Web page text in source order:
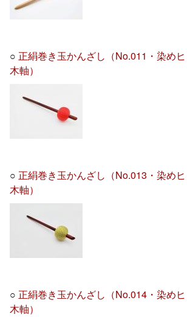
○ 正絹巻き玉かんざし（No.011・染め
木軸）
○ 正絹巻き玉かんざし（No.013・染め
木軸）
○ 正絹巻き玉かんざし（No.014・染め
木軸）